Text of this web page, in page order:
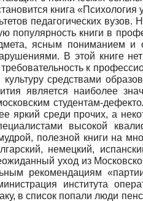
книга «Психология
педагогических вузов.
популярность книги в
ясным пониманием и
В этой книге
к
средствами
является наиболее
студентам-
яркий среди прочих, а
высокой
полезной книги на
немецкий,
уход из
рекомендациям
института
в список попали люди